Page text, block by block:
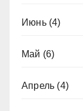
Июнь(4)
Май (6)
Апрель (4)